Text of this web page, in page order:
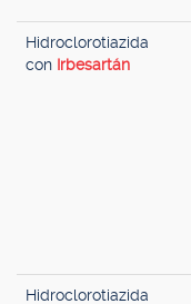
Hidroclorotiazida
con Irbesartán
Hidroclorotiazida